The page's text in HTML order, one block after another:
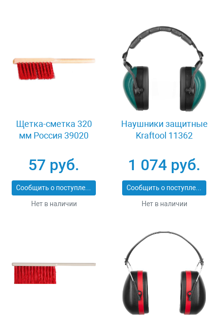
Щетка-сметка 320
мм Россия 39020
57 руб.
Сообщить о поступлении
Нет в наличии
Наушники защитные
Kraftool 11362
1 074 руб.
Сообщить о поступлении
Нет в наличии